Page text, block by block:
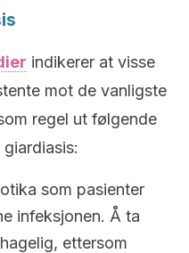
indikerer at visse
mot de vanligste
regel ut følgende
som pasienter
infeksjonen. Å ta
ettersom